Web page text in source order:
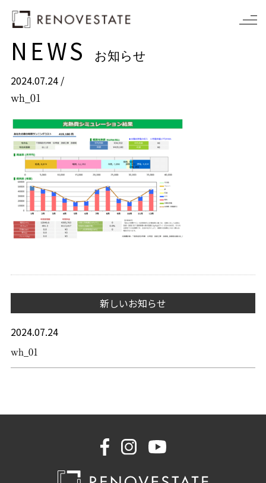
NEWS お知らせ
2024.07.24 /
wh_01
新しいお知らせ
2024.07.24
wh_01